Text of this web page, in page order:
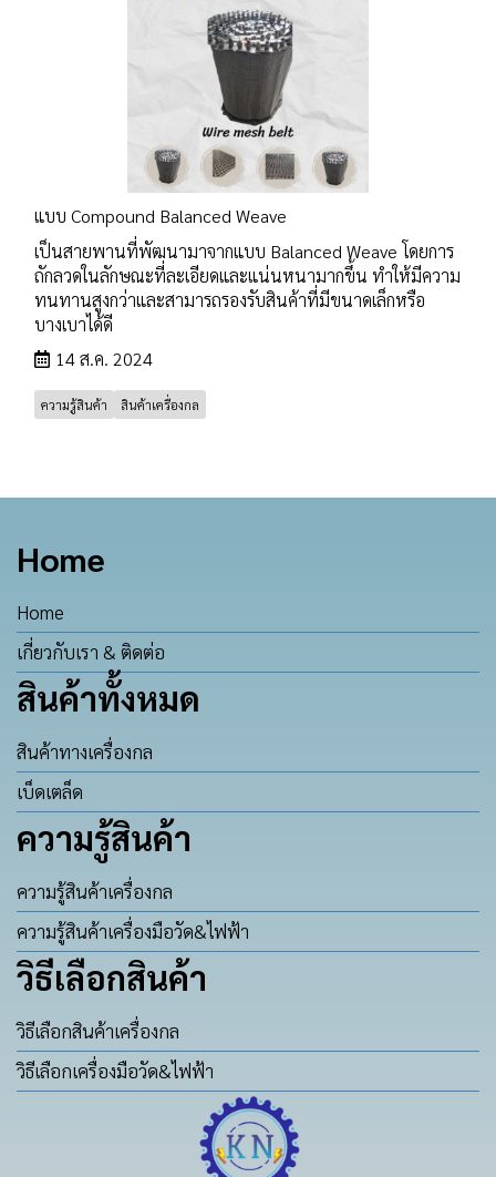
แบบ Compound Balanced Weave
เป็นสายพานที่พัฒนามาจากแบบ Balanced Weave โดยการ
ถักลวดในลักษณะที่ละเอียดและแน่นหนามากขึ้น ทำให้มีความ
ทนทานสูงกว่าและสามารถรองรับสินค้าที่มีขนาดเล็กหรือ
บางเบาได้ดี
14 ส.ค. 2024
ความรู้สินค้า สินค้าเครื่องกล
Home
Home
เกี่ยวกับเรา & ติดต่อ
สินค้าทั้งหมด
สินค้าทางเครื่องกล
เบ็ดเตล็ด
ความรู้สินค้า
ความรู้สินค้าเครื่องกล
ความรู้สินค้าเครื่องมือวัด&ไฟฟ้า
วิธีเลือกสินค้า
วิธีเลือกสินค้าเครื่องกล
วิธีเลือกเครื่องมือวัด&ไฟฟ้า